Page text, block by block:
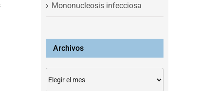
Mononucleosis infecciosa
Archivos